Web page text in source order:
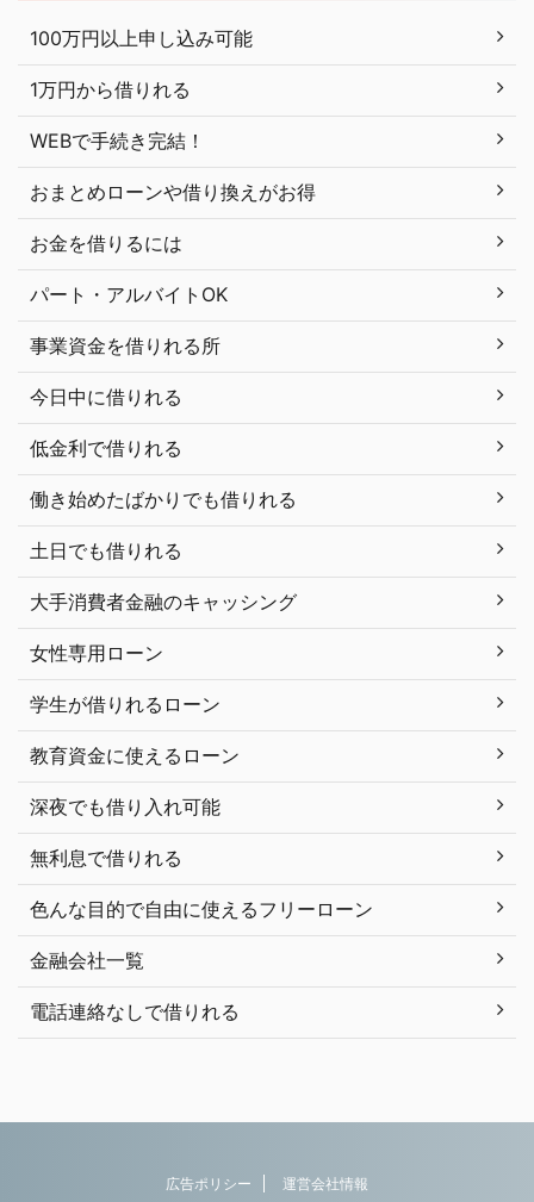
100万円以上申し込み可能
1万円から借りれる
WEBで手続き完結！
おまとめローンや借り換えがお得
お金を借りるには
パート・アルバイトOK
事業資金を借りれる所
今日中に借りれる
低金利で借りれる
働き始めたばかりでも借りれる
土日でも借りれる
大手消費者金融のキャッシング
女性専用ローン
学生が借りれるローン
教育資金に使えるローン
深夜でも借り入れ可能
無利息で借りれる
色んな目的で自由に使えるフリーローン
金融会社一覧
電話連絡なしで借りれる
広告ポリシー 運営会社情報